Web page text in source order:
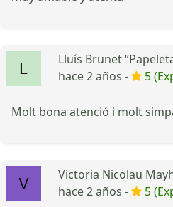
Lluís Brunet
hace 2 años -
5
Molt bona atenció i molt
Victoria Nicolau
hace 2 años -
5